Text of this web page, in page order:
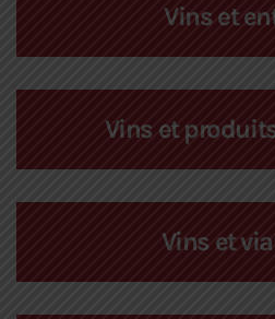
Vins et
Vins et
Vins et